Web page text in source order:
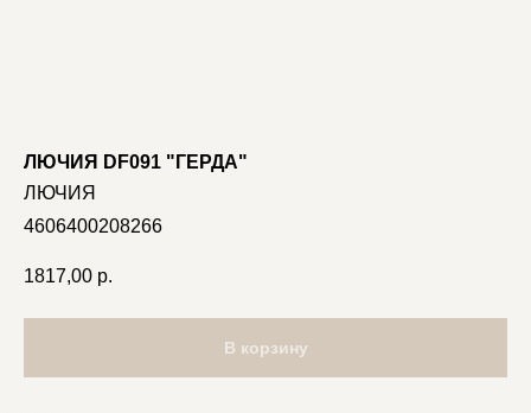
ЛЮЧИЯ DF091 "ГЕРДА"
ЛЮЧИЯ
4606400208266
1817,00 р.
В корзину